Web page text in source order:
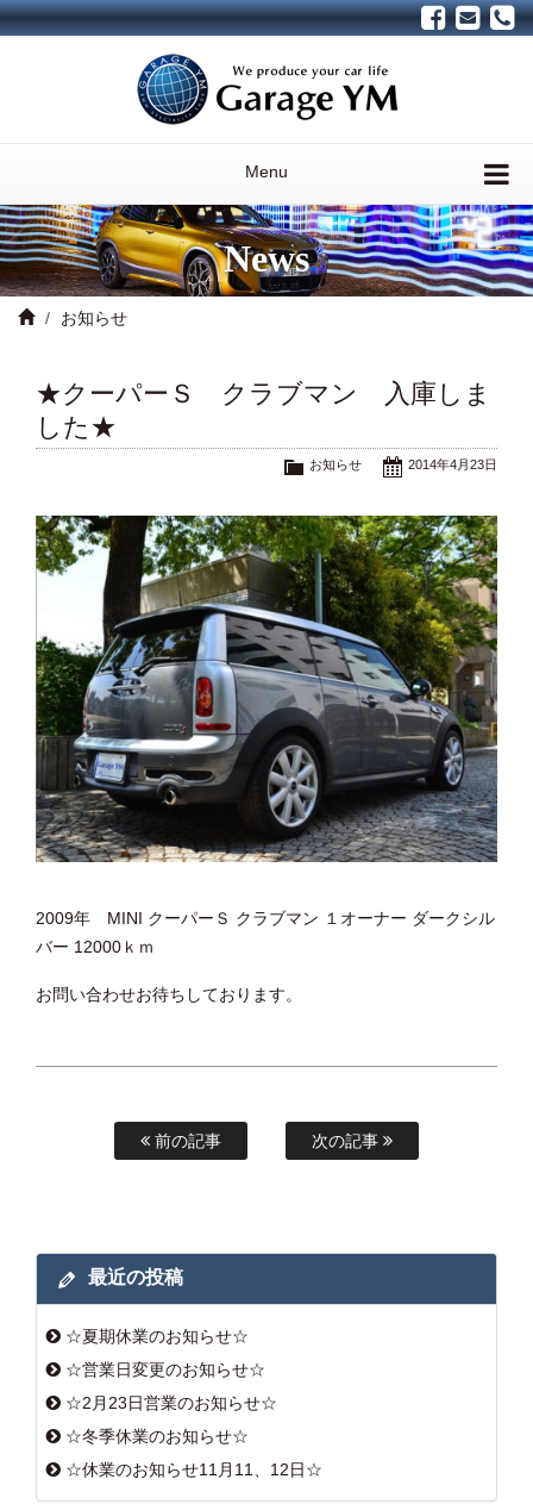
Menu
News
お知らせ
★クーパーＳ クラブマン 入庫しま
した★
2014年4月23日
お知らせ
2009年 MINI クーパーＳ クラブマン １オーナー ダークシル
バー 12000ｋｍ
お問い合わせお待ちしております。
前の記事 次の記事
最近の投稿
☆夏期休業のお知らせ☆
☆営業日変更のお知らせ☆
☆2月23日営業のお知らせ☆
☆冬季休業のお知らせ☆
☆休業のお知らせ11月11、12日☆